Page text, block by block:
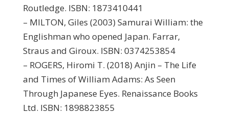
Routledge. ISBN: 1873410441
– MILTON, Giles (2003) Samurai William: the
Englishman who opened Japan. Farrar,
Straus and Giroux. ISBN: 0374253854
– ROGERS, Hiromi T. (2018) Anjin – The Life
and Times of William Adams: As Seen
Through Japanese Eyes. Renaissance Books
Ltd. ISBN: 1898823855